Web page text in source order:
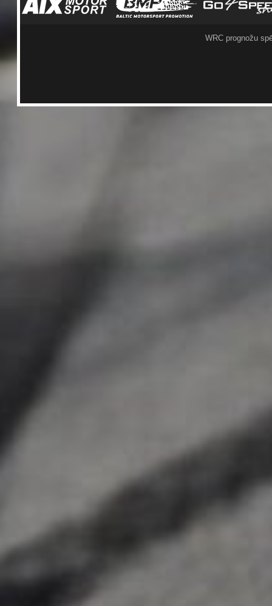
WRC prognožu